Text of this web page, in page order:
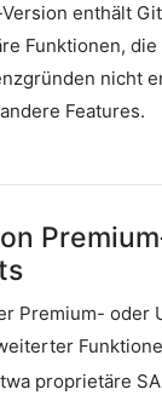
enthält
Funktionen,
nicht
Features.
Premium- oder
proprietäre